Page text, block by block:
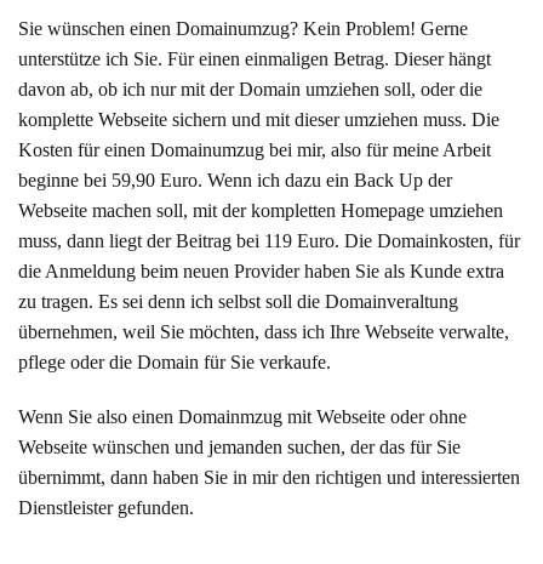
Sie wünschen einen Domainumzug? Kein Problem! Gerne
unterstütze ich Sie. Für einen einmaligen Betrag. Dieser hängt
davon ab, ob ich nur mit der Domain umziehen soll, oder die
komplette Webseite sichern und mit dieser umziehen muss. Die
Kosten für einen Domainumzug bei mir, also für meine Arbeit
beginne bei 59,90 Euro. Wenn ich dazu ein Back Up der
Webseite machen soll, mit der kompletten Homepage umziehen
muss, dann liegt der Beitrag bei 119 Euro. Die Domainkosten, für
die Anmeldung beim neuen Provider haben Sie als Kunde extra
zu tragen. Es sei denn ich selbst soll die Domainveraltung
übernehmen, weil Sie möchten, dass ich Ihre Webseite verwalte,
pflege oder die Domain für Sie verkaufe.
Wenn Sie also einen Domainmzug mit Webseite oder ohne
Webseite wünschen und jemanden suchen, der das für Sie
übernimmt, dann haben Sie in mir den richtigen und interessierten
Dienstleister gefunden.